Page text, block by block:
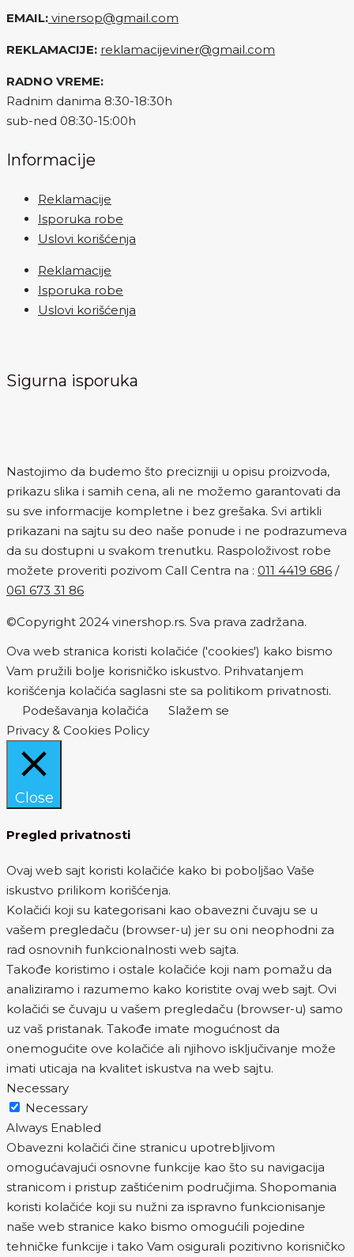
EMAIL: vinersop@gmail.com
REKLAMACIJE: reklamacijeviner@gmail.com
RADNO VREME:
Radnim danima 8:30-18:30h
sub-ned 08:30-15:00h
Informacije
Reklamacije
Isporuka robe
Uslovi korišćenja
Reklamacije
Isporuka robe
Uslovi korišćenja
Sigurna isporuka
Nastojimo da budemo što precizniji u opisu proizvoda,
prikazu slika i samih cena, ali ne možemo garantovati da
su sve informacije kompletne i bez grešaka. Svi artikli
prikazani na sajtu su deo naše ponude i ne podrazumeva
da su dostupni u svakom trenutku. Raspoloživost robe
možete proveriti pozivom Call Centra na : 011 4419 686 /
061 673 31 86
©Copyright 2024 vinershop.rs. Sva prava zadržana.
Ova web stranica koristi kolačiće ('cookies') kako bismo
Vam pružili bolje korisničko iskustvo. Prihvatanjem
korišćenja kolačića saglasni ste sa politikom privatnosti.
Podešavanja kolačića
Slažem se
Privacy & Cookies Policy
Close
Pregled privatnosti
Ovaj web sajt koristi kolačiće kako bi poboljšao Vaše
iskustvo prilikom korišćenja.
Kolačići koji su kategorisani kao obavezni čuvaju se u
vašem pregledaču (browser-u) jer su oni neophodni za
rad osnovnih funkcionalnosti web sajta.
Takođe koristimo i ostale kolačiće koji nam pomažu da
analiziramo i razumemo kako koristite ovaj web sajt. Ovi
kolačići se čuvaju u vašem pregledaču (browser-u) samo
uz vaš pristanak. Takođe imate mogućnost da
onemogućite ove kolačiće ali njihovo isključivanje može
imati uticaja na kvalitet iskustva na web sajtu.
Necessary
Necessary
Always Enabled
Obavezni kolačići čine stranicu upotrebljivom
omogućavajući osnovne funkcije kao što su navigacija
stranicom i pristup zaštićenim područjima. Shopomania
koristi kolačiće koji su nužni za ispravno funkcionisanje
naše web stranice kako bismo omogućili pojedine
tehničke funkcije i tako Vam osigurali pozitivno korisničko